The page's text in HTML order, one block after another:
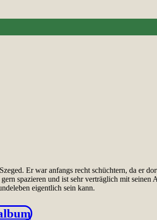
Er war anfangs recht schüchtern, da er
spazieren und ist sehr verträglich mit seinen
eigentlich sein kann.